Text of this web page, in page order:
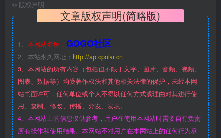
© 版权声明
文章版权声明(简略版)
1、 本网站名称： GOGO社区
2、本站永久网址： http://ap.cpolar.cn
3、本网站的所有内容（包括但不限于文字、图片、音频、视频、
图表、数据等）均受著作权法和其他相关法律的保护，未经本网
站书面许可，任何单位或个人不得以任何方式或理由对其进行使
用、复制、修改、传播、分发、发表。
4、本网站上的信息仅供参考，用户在使用本网站时需要自行负责
所有操作和使用结果。本网站不对用户在本网站上的任何行为承